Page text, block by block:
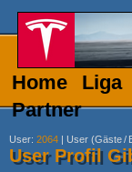
Home Liga
Partner
User: 2064 | User (Gäste/
User Profil